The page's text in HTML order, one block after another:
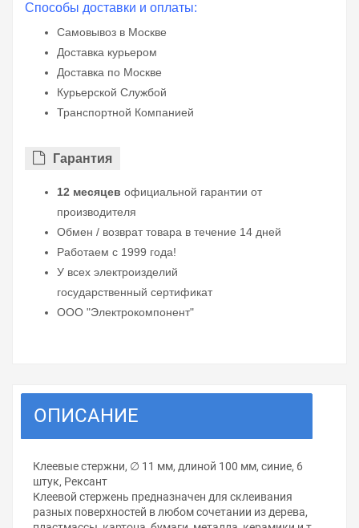
Способы доставки и оплаты:
Самовывоз в Москве
Доставка курьером
Доставка по Москве
Курьерской Службой
Транспортной Компанией
Гарантия
12 месяцев официальной гарантии от
производителя
Обмен / возврат товара в течение 14 дней
Работаем с 1999 года!
У всех электроизделий
государственный сертификат
ООО "Электрокомпонент"
ОПИСАНИЕ
Клеевые стержни, ∅ 11 мм, длиной 100 мм, синие, 6
штук, Рексант
Клеевой стержень предназначен для склеивания
разных поверхностей в любом сочетании из дерева,